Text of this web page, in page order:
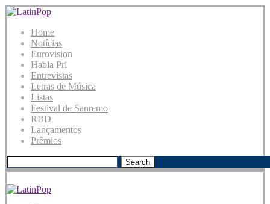
Home
Notícias
Eurovision
Habla Pri
Entrevistas
Letras de Música
Listas
Festival de Sanremo
RBD
Lançamentos
Prêmios
Search